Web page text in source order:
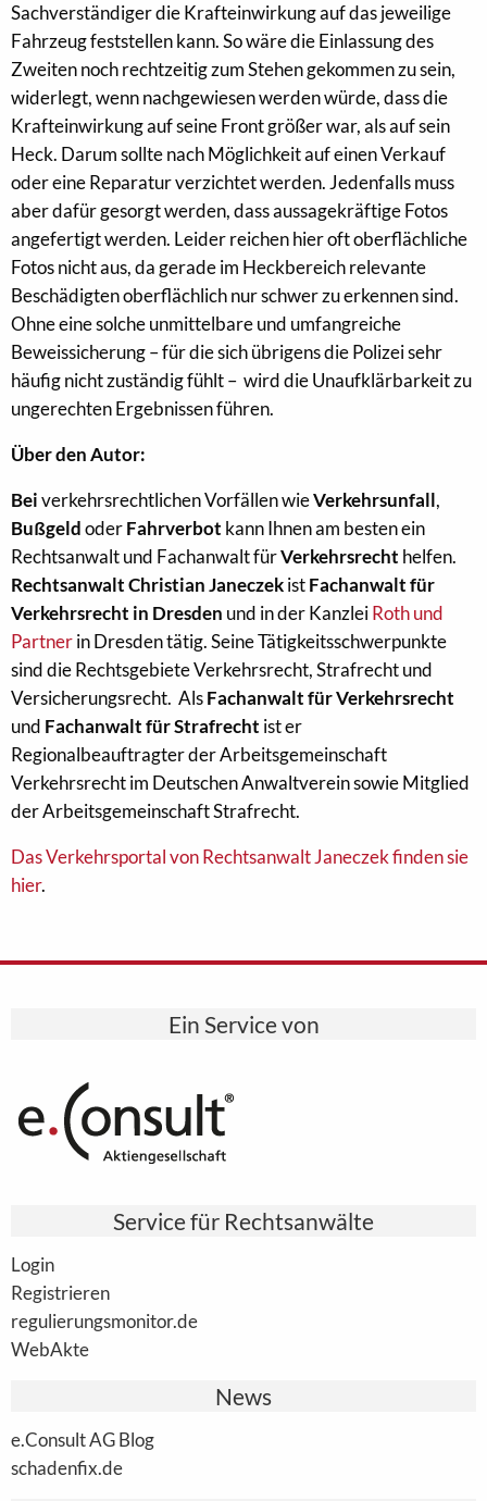
Sachverständiger die Krafteinwirkung auf das jeweilige
Fahrzeug feststellen kann. So wäre die Einlassung des
Zweiten noch rechtzeitig zum Stehen gekommen zu sein,
widerlegt, wenn nachgewiesen werden würde, dass die
Krafteinwirkung auf seine Front größer war, als auf sein
Heck. Darum sollte nach Möglichkeit auf einen Verkauf
oder eine Reparatur verzichtet werden. Jedenfalls muss
aber dafür gesorgt werden, dass aussagekräftige Fotos
angefertigt werden. Leider reichen hier oft oberflächliche
Fotos nicht aus, da gerade im Heckbereich relevante
Beschädigten oberflächlich nur schwer zu erkennen sind.
Ohne eine solche unmittelbare und umfangreiche
Beweissicherung – für die sich übrigens die Polizei sehr
häufig nicht zuständig fühlt – wird die Unaufklärbarkeit zu
ungerechten Ergebnissen führen.
Über den Autor:
Beiverkehrsrechtlichen Vorfällen wieVerkehrsunfall,
BußgeldoderFahrverbot kann Ihnen am besten ein
Rechtsanwalt und Fachanwalt fürVerkehrsrecht helfen.
Rechtsanwalt Christian JaneczekistFachanwalt für
Verkehrsrecht in Dresden und in der KanzleiRoth und
Partnerin Dresden tätig. Seine Tätigkeitsschwerpunkte
sind die Rechtsgebiete Verkehrsrecht, Strafrecht und
Versicherungsrecht. AlsFachanwalt für Verkehrsrecht
und Fachanwalt für Strafrecht ist er
Regionalbeauftragter der Arbeitsgemeinschaft
Verkehrsrecht im Deutschen Anwaltverein sowie Mitglied
der Arbeitsgemeinschaft Strafrecht.
Das Verkehrsportal von Rechtsanwalt Janeczek finden sie
hier.
Ein Service von
Service für Rechtsanwälte
Login
Registrieren
regulierungsmonitor.de
WebAkte
News
e.Consult AG Blog
schadenfix.de